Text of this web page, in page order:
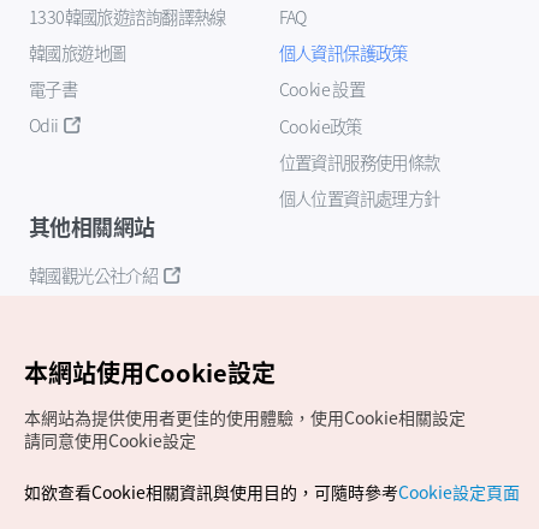
1330韓國旅遊諮詢翻譯熱線
韓國旅遊地圖
電子書
Odii
FAQ
個人資訊保護政策
Cookie 設置
Cookie政策
位置資訊服務使用條款
個人位置資訊處理方針
其他相關網站
韓國觀光公社介紹
Copyrights (c) 韓國觀光公社版權所有
本網站使用Cookie設定
本網站為提供使用者更佳的使用體驗，使用Cookie相關設定
請同意使用Cookie設定
如欲查看Cookie相關資訊與使用目的，可隨時參考Cookie設定頁面